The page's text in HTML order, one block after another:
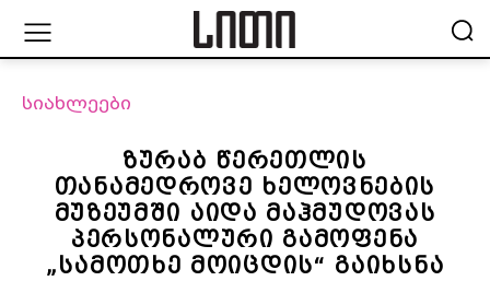
სიახლეები
ზურაბ წერეთლის
თანამედროვე ხელოვნების
მუზეუმში აიდა მაჰმუდოვას
პერსონალური გამოფენა
„სამოთხე მოიცდის“ გაიხსნა